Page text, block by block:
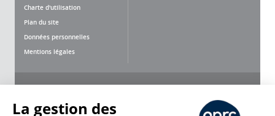
Charte d'utilisation
Plan du site
Données personnelles
Mentions légales
La gestion des